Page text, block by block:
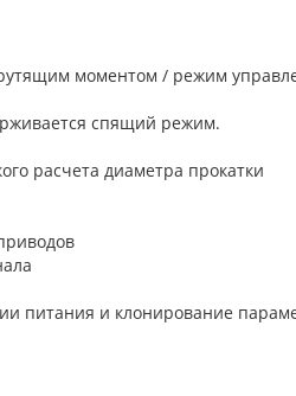
моментом / режим
спящий режим.
расчета диаметра прокатки
питания и клонирование